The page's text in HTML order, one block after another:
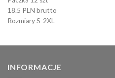
18.5 PLN brutto
Rozmiary S-2XL
INFORMACJE